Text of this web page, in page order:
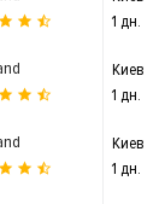
1 дн.
Киев
1 дн.
Киев
1 дн.